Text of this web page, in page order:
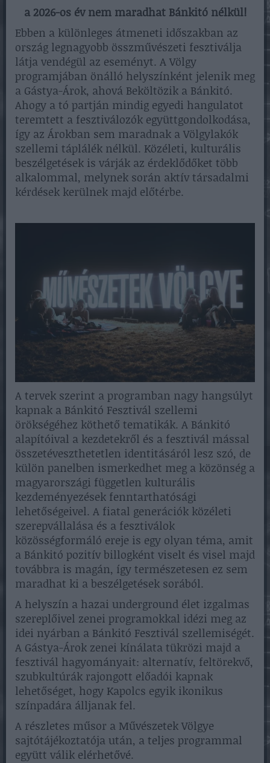
a 2026-os év nem maradhat Bánkitó nélkül!
Ebben a különleges átmeneti időszakban az
ország legnagyobb összművészeti fesztiválja
látja vendégül az eseményt. A Völgy
programjában önálló helyszínként jelenik meg
a Gástya-Árok, ahová Beköltözik a Bánkitó.
Ahogy a tó partján mindig egyedi hangulatot
teremtett a fesztiválozók együttgondolkodása,
így az Árokban sem maradnak a Völgylakók
szellemi táplálék nélkül. Közéleti, kulturális
beszélgetések is várják az érdeklődőket több
alkalommal, melynek során aktív társadalmi
kérdések kerülnek majd előtérbe.
A tervek szerint a programban nagy hangsúlyt
kapnak a Bánkitó Fesztivál szellemi
örökségéhez köthető tematikák. A Bánkitó
alapítóival a kezdetekről és a fesztivál mással
összetéveszthetetlen identitásáról lesz szó, de
külön panelben ismerkedhet meg a közönség a
magyarországi független kulturális
kezdeményezések fenntarthatósági
lehetőségeivel. A fiatal generációk közéleti
szerepvállalása és a fesztiválok
közösségformáló ereje is egy olyan téma, amit
a Bánkitó pozitív billogként viselt és visel majd
továbbra is magán, így természetesen ez sem
maradhat ki a beszélgetések sorából.
A helyszín a hazai underground élet izgalmas
szereplőivel zenei programokkal idézi meg az
idei nyárban a Bánkitó Fesztivál szellemiségét.
A Gástya-Árok zenei kínálata tükrözi majd a
fesztivál hagyományait: alternatív, feltörekvő,
szubkultúrák rajongott előadói kapnak
lehetőséget, hogy Kapolcs egyik ikonikus
színpadára álljanak fel.
A részletes műsor a Művészetek Völgye
sajtótájékoztatója után, a teljes programmal
együtt válik elérhetővé.